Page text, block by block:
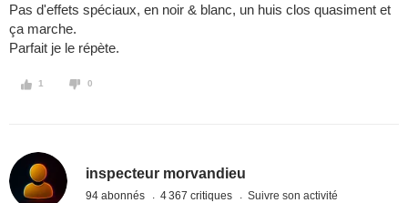
Pas d'effets spéciaux, en noir & blanc, un huis clos quasiment et
ça marche.
Parfait je le répète.
1 0
inspecteur morvandieu
94 abonnés 4 367 critiques Suivre son activité